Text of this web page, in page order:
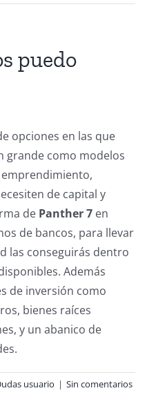
puedo
opciones en las que
grande como modelos
emprendimiento,
de capital y
de Panther 7 en
de bancos, para llevar
las conseguirás dentro
Además
de inversión como
bienes raíces
y un abanico de
usuario | Sin comentarios